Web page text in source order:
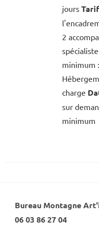
jours
2
minimum
charge
sur
minimum
Bureau Montagne
06 03 86 27 04